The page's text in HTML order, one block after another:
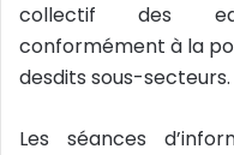
collectif des
conformément à la
desdits sous-secteurs.
Les séances